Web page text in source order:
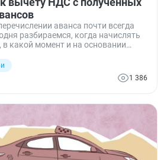
аванса почти всегда
разбираемся, когда начислять
в какой момент и на основании
и отчетности.
1 386